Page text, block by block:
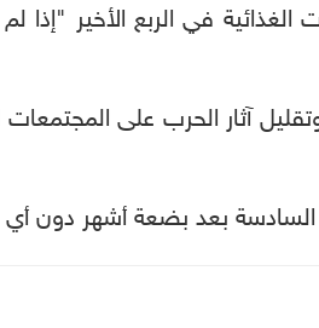
الغذائية في الربع الأخير "إذا لم
آثار الحرب على المجتمعات
السادسة بعد بضعة أشهر دون أي